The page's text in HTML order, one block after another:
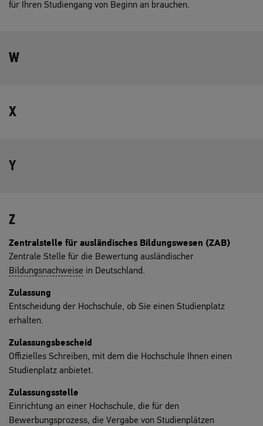
für Ihren Studiengang von Beginn an brauchen.
W
X
Y
Z
Zentralstelle für ausländisches Bildungswesen (ZAB)
Zentrale Stelle für die Bewertung ausländischer
Bildungsnachweise in Deutschland.
Zulassung
Entscheidung der Hochschule, ob Sie einen Studienplatz
erhalten.
Zulassungsbescheid
Offizielles Schreiben, mit dem die Hochschule Ihnen einen
Studienplatz anbietet.
Zulassungsstelle
Einrichtung an einer Hochschule, die für den
Bewerbungsprozess, die Vergabe von Studienplätzen